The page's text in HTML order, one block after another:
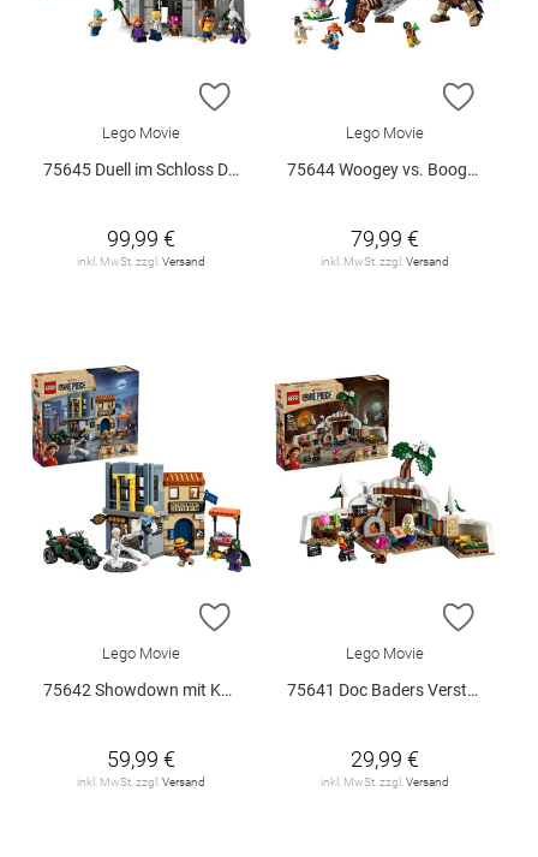
ZUR WUNSCHLISTE HINZUFÜGEN
Lego Movie
75645 Duell im Schloss Drumm V29
99,99 €
inkl. MwSt. zzgl.Versand
ZUR
Lego Movie
75644 Woogey vs. Boogey Riesen a.. V29
79,99 €
inkl. MwSt. zzgl.Versand
ZUR WUNSCHLISTE HINZUFÜGEN
Lego Movie
75642 Showdown mit Kapitän Smoker V29
59,99 €
inkl. MwSt. zzgl.Versand
ZUR
Lego Movie
75641 Doc Baders Versteck V29
29,99 €
inkl. MwSt. zzgl.Versand